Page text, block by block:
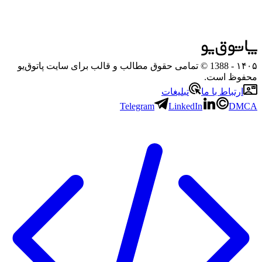
۱۴۰۵
- 1388 © تمامی حقوق مطالب و قالب برای سایت پاتوق‌یو
محفوظ است.
ارتباط با ما
تبلیغات
Telegram
LinkedIn DMCA